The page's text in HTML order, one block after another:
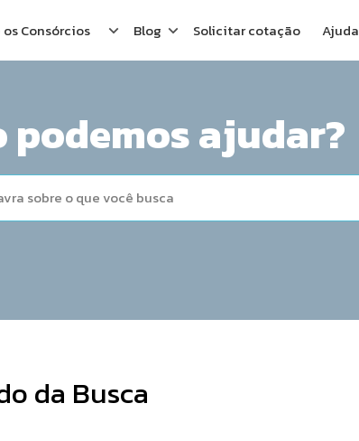
os Consórcios Blog Solicitar cotação Ajuda
podemos ajudar?
da Busca